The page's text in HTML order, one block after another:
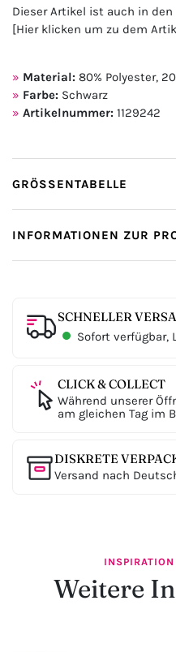
Dieser Artikel ist auch in den
[Hier klicken um zu dem
Material: 80% Polyester,
Farbe: Schwarz
Artikelnummer: 1129242
GRÖSSENTABELLE
INFORMATIONEN ZUR
SCHNELLER
Sofort verfügbar,
CLICK & COLLECT
Während unserer
am gleichen Tag im
DISKRETE
Versand nach
Weitere